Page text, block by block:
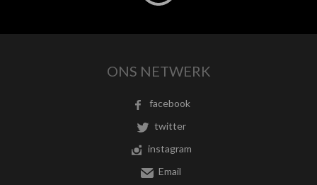
ONS NETWERK
facebook
twitter
instagram
Email